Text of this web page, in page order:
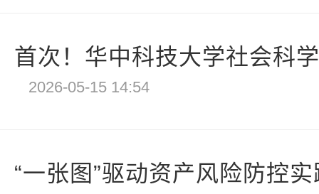
首次！华中科技大学社会科
2026-05-15 14:54
“一张图”驱动资产风险防控